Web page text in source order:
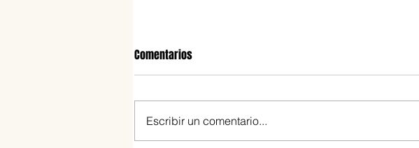
Comentarios
Escribir un comentario...